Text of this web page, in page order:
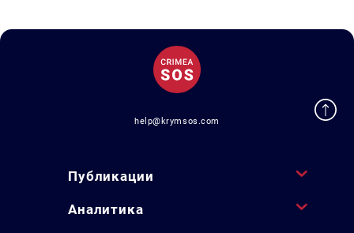
help@krymsos.com
Публикации
Аналитика